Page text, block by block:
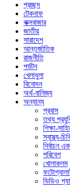
প্রচ্ছদ
টেকনাফ
কক্সবাজার
জাতীয়
সারাদেশ
আন্তর্জাতিক
রাজনীতি
পর্যটন
খেলাধুলা
বিনোদন
অর্থ-বানিজ্য
অন্যান্য
প্রবাস
তথ্য
শিক্ষা-
স্বাস্থ্য-
নির্বাচন
পরিবেশ
খোলাকলম
ভিডিও